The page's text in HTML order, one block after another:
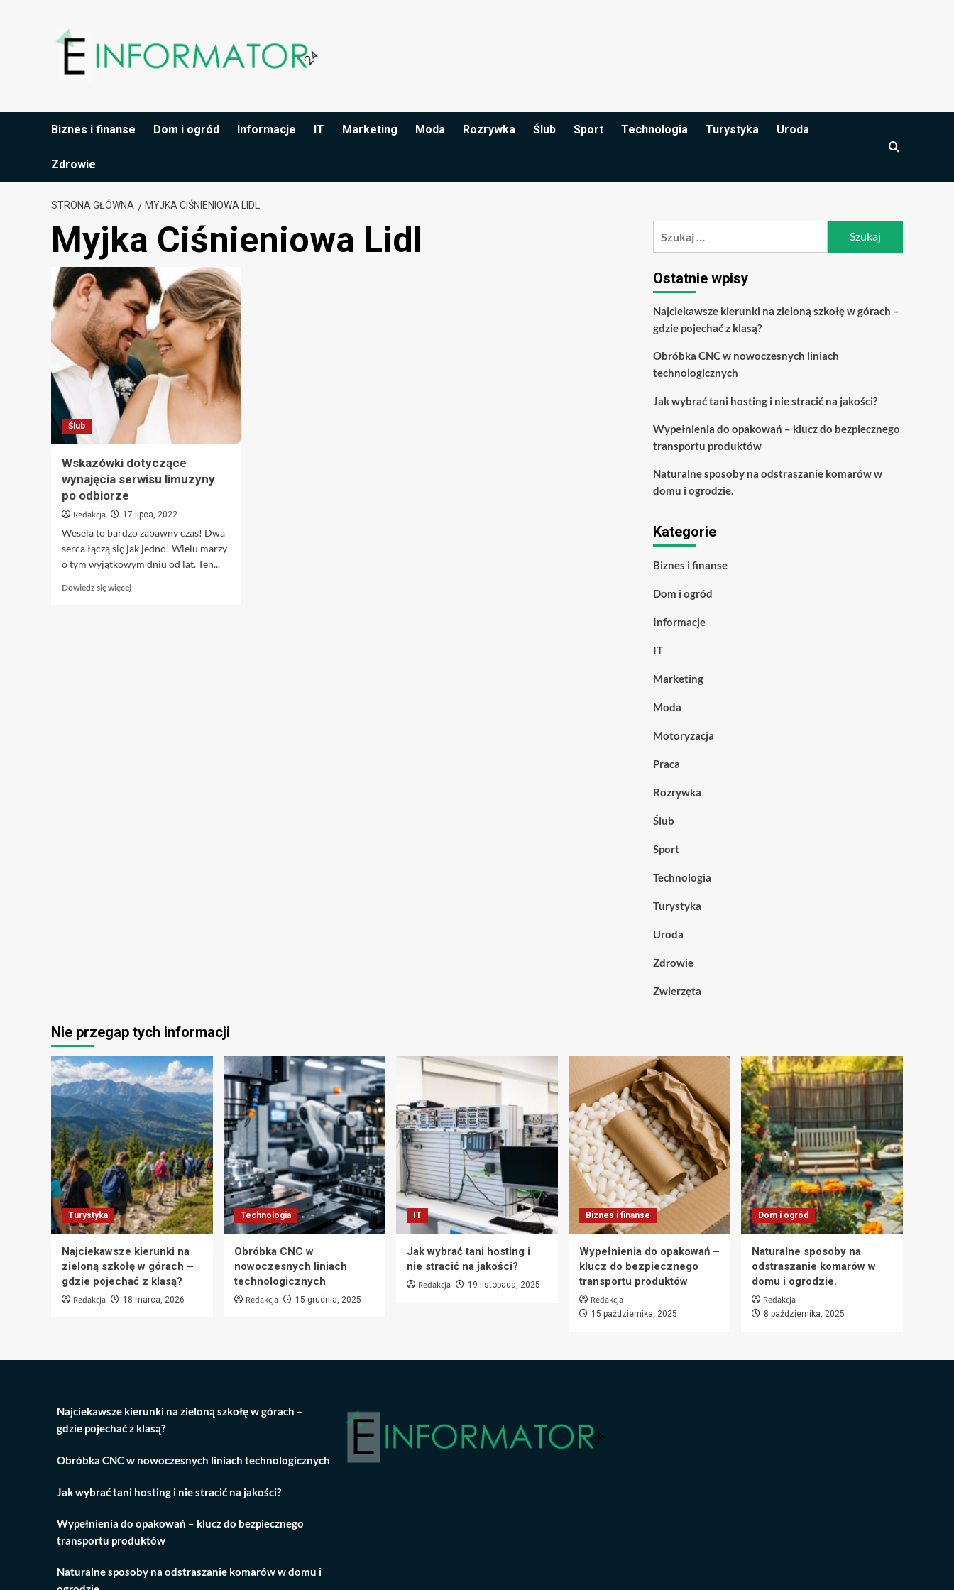
Biznes i finanse Dom i ogród Informacje IT Marketing Moda Rozrywka Ślub Sport Technologia Turystyka Uroda
Zdrowie
STRONA GŁÓWNA MYJKA CIŚNIENIOWA LIDL
Myjka Ciśnieniowa Lidl
Ślub
Wskazówki dotyczące
wynajęcia serwisu limuzyny
po odbiorze
Redakcja 17 lipca, 2022
Wesela to bardzo zabawny czas! Dwa
serca łączą się jak jedno! Wielu marzy
o tym wyjątkowym dniu od lat. Ten...
Dowiedz się więcejDowiedz
Ostatnie wpisy
Najciekawsze kierunki na zieloną szkołę w górach –
gdzie pojechać z klasą?
Obróbka CNC w nowoczesnych liniach
technologicznych
Jak wybrać tani hosting i nie stracić na jakości?
Wypełnienia do opakowań – klucz do bezpiecznego
transportu produktów
Naturalne sposoby na odstraszanie komarów w
domu i ogrodzie.
Kategorie
Biznes i finanse
Dom i ogród
Informacje
IT
Marketing
Moda
Motoryzacja
Praca
Rozrywka
Ślub
Sport
Technologia
Turystyka
Uroda
Zdrowie
Zwierzęta
Nie przegap tych informacji
Turystyka
Najciekawsze kierunki na
zieloną szkołę w górach –
gdzie pojechać z klasą?
Redakcja 18 marca, 2026
Technologia
Obróbka CNC w
nowoczesnych liniach
technologicznych
Redakcja 15 grudnia, 2025
IT
Jak wybrać tani hosting i
nie stracić na jakości?
Redakcja 19 listopada, 2025
Biznes i finanse
Wypełnienia do opakowań –
klucz do bezpiecznego
transportu produktów
Redakcja
15 października, 2025
Dom i ogród
Naturalne sposoby na
odstraszanie komarów w
domu i ogrodzie.
Redakcja
8 października, 2025
Najciekawsze kierunki na zieloną szkołę w górach –
gdzie pojechać z klasą?
Obróbka CNC w nowoczesnych liniach technologicznych
Jak wybrać tani hosting i nie stracić na jakości?
Wypełnienia do opakowań – klucz do bezpiecznego
transportu produktów
Naturalne sposoby na odstraszanie komarów w domu i